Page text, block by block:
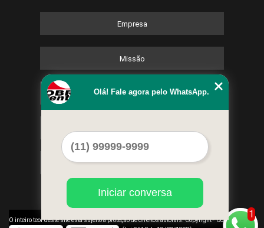
Empresa
Missão
Serviços
Mapa do site
O inteiro teor deste site está sujeito à proteção de direitos autorais. Copyright Cobre Eventos
1
Olá! Fale agora pelo WhatsApp.
Iniciar conversa